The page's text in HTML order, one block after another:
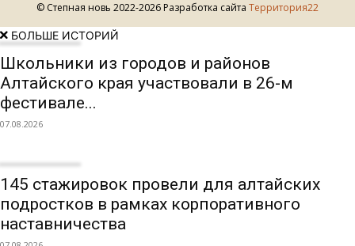
© Степная новь 2022-2026 Разработка сайта Территория22
БОЛЬШЕ ИСТОРИЙ
Школьники из городов и районов
Алтайского края участвовали в 26-м
фестивале...
07.08.2026
145 стажировок провели для алтайских
подростков в рамках корпоративного
наставничества